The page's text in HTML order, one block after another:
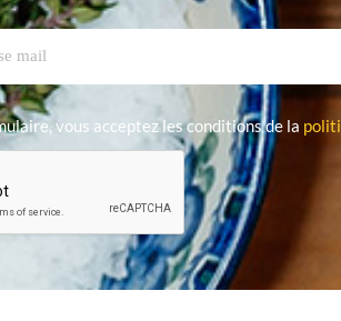
vous acceptez les conditions de la